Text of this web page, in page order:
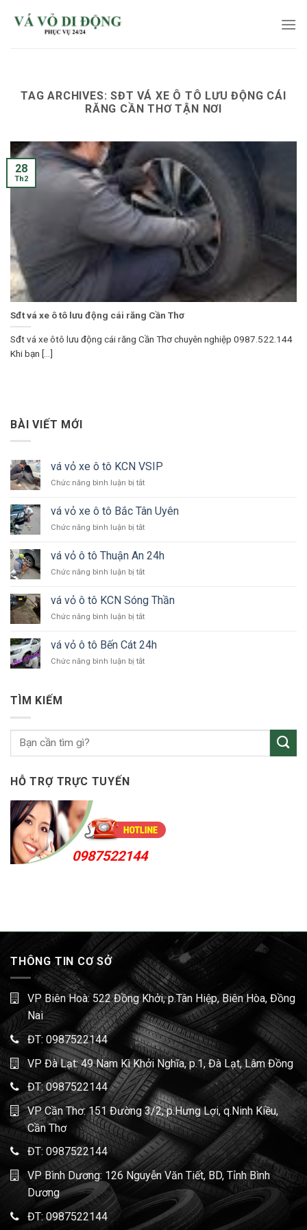
TAG ARCHIVES:SĐT VÁ XE Ô TÔ LƯU ĐỘNG CÁI
RĂNG CẦN THƠ TẬN NƠI
Sđt vá xe ô tô lưu động cái răng Cần Thơ
Sđt vá xe ôtô lưu động cái răng Cần Thơ chuyên nghiệp 0987.522.144
Khi bạn [...]
28
Th2
BÀI VIẾT MỚI
vá vỏ xe ô tô KCN VSIP
Chức năng bình luận bị tắtở
vỏ
xe
ô
KCN
vá vỏ xe ô tô Bắc Tân Uyên
Chức năng bình luận bị tắtở
vỏ
xe
ô
Bắc
Tân
Uyên
vá vỏ ô tô Thuận An 24h
Chức năng bình luận bị tắtở
ô
tô
An
vá vỏ ô tô KCN Sóng Thần
Chức năng bình luận bị tắtở
vỏ
ô
tô
vá vỏ ô tô Bến Cát 24h
Chức năng bình luận bị tắtở
Cát
TÌM KIẾM
HỖ TRỢ TRỰC TUYẾN
0987522144
THÔNG TIN CƠ SỞ
VP Biên Hoà: 522 Đồng Khởi, p.Tân Hiệp, Biên Hòa, Đồng
Nai
ĐT: 0987522144
VP Đà Lạt: 49 Nam Kì Khởi Nghĩa, p.1, Đà Lạt, Lâm Đồng
ĐT:0987522144
VP Cần Thơ: 151 Đường 3/2, p.Hưng Lợi, q.Ninh Kiều,
Cần Thơ
ĐT: 0987522144
VP Bình Dương: 126 Nguyễn Văn Tiết, BD, Tỉnh Bình
Dương
ĐT: 0987522144